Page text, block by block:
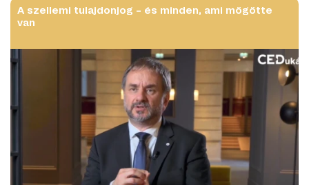
A szellemi tulajdonjog – és minden, ami mögötte
van